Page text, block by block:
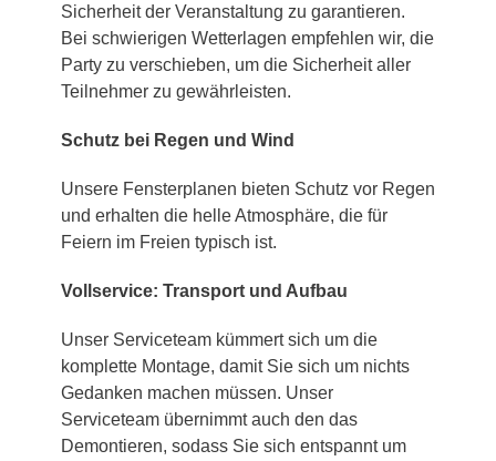
Sicherheit der Veranstaltung zu garantieren.
Bei schwierigen Wetterlagen empfehlen wir, die
Party zu verschieben, um die Sicherheit aller
Teilnehmer zu gewährleisten.
Schutz bei Regen und Wind
Unsere Fensterplanen bieten Schutz vor Regen
und erhalten die helle Atmosphäre, die für
Feiern im Freien typisch ist.
Vollservice: Transport und Aufbau
Unser Serviceteam kümmert sich um die
komplette Montage, damit Sie sich um nichts
Gedanken machen müssen. Unser
Serviceteam übernimmt auch den das
Demontieren, sodass Sie sich entspannt um